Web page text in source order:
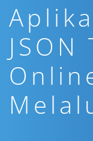
JSON